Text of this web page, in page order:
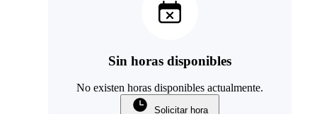
Sin horas disponibles
No existen horas disponibles actualmente.
Solicitar hora